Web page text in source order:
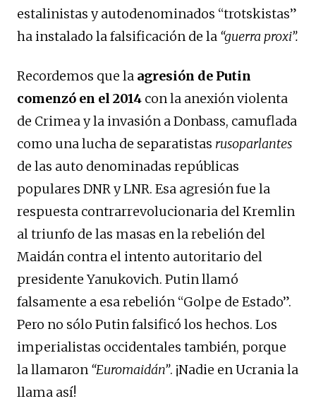
estalinistas y autodenominados “trotskistas”
ha instalado la falsificación de la “guerra proxi”.
Recordemos que la agresión de Putin
comenzó en el 2014 con la anexión violenta
de Crimea y la invasión a Donbass, camuflada
como una lucha de separatistas rusoparlantes
de las auto denominadas repúblicas
populares DNR y LNR. Esa agresión fue la
respuesta contrarrevolucionaria del Kremlin
al triunfo de las masas en la rebelión del
Maidán contra el intento autoritario del
presidente Yanukovich. Putin llamó
falsamente a esa rebelión “Golpe de Estado”.
Pero no sólo Putin falsificó los hechos. Los
imperialistas occidentales también, porque
la llamaron “Euromaidán”. ¡Nadie en Ucrania la
llama así!